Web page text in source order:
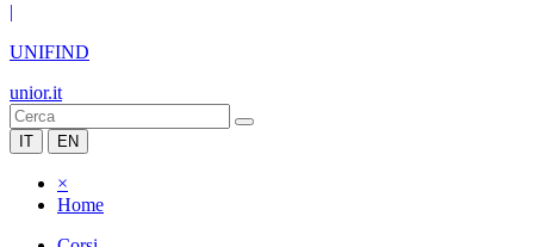
|
UNIFIND
unior.it
IT EN
×
Home